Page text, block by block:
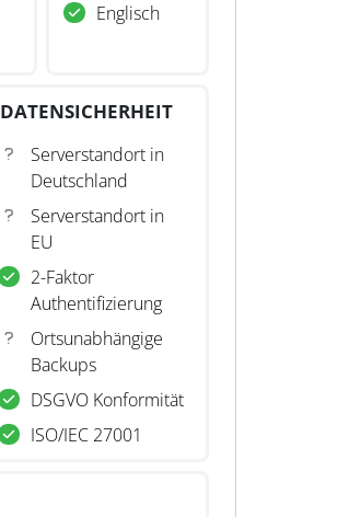
Englisch
DATENSICHERHEIT
Serverstandort in
Deutschland
Serverstandort in
EU
2-Faktor
Authentifizierung
Ortsunabhängige
Backups
DSGVO Konformität
ISO/IEC 27001